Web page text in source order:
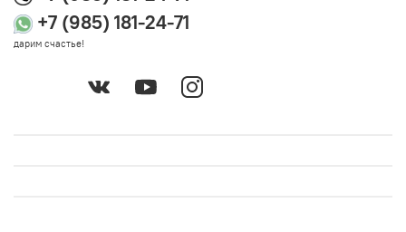
+7 (985) 181-24-71
дарим счастье!